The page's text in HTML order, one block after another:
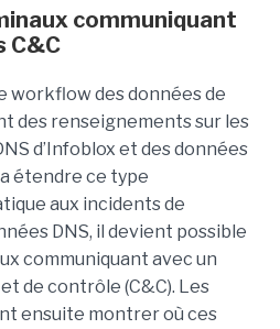
communiquant
C&C
workflow des données de
des renseignements sur les
d’Infoblox et des données
étendre ce type
aux incidents de
DNS, il devient possible
communiquant avec un
de contrôle (C&C). Les
ensuite montrer où ces